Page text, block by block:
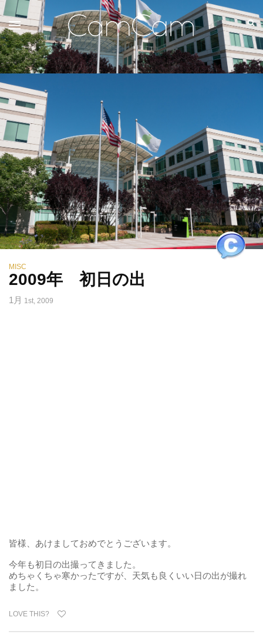
MISC
2009年 初日の出
1月 1st, 2009
皆様、あけましておめでとうございます。
今年も初日の出撮ってきました。
めちゃくちゃ寒かったですが、天気も良くいい日の出が撮れ
ました。
LOVE THIS?